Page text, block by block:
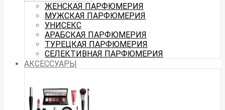
ЖЕНСКАЯ ПАРФЮМЕРИЯ
МУЖСКАЯ ПАРФЮМЕРИЯ
УНИСЕКС
АРАБСКАЯ ПАРФЮМЕРИЯ
ТУРЕЦКАЯ ПАРФЮМЕРИЯ
СЕЛЕКТИВНАЯ ПАРФЮМЕРИЯ
АКСЕССУАРЫ